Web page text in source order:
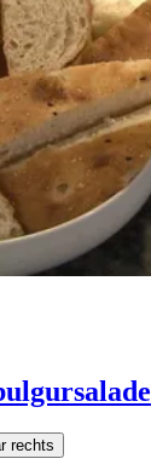
rechts